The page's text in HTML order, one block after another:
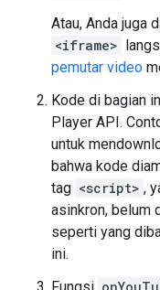
Atau, Anda juga
<iframe>
pemutar video
Kode di bagian
Player API.
untuk
bahwa kode
tag <script> ,
asinkron, belum
seperti yang
ini.